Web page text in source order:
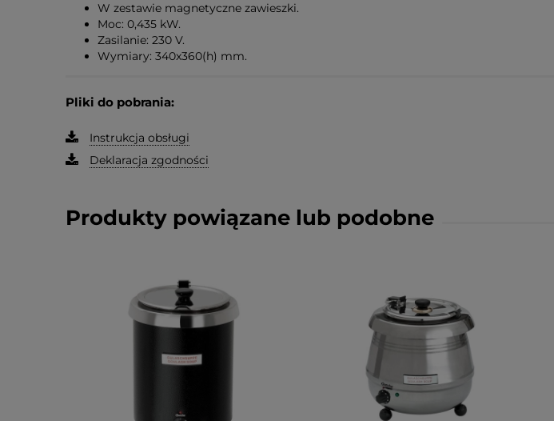
W zestawie magnetyczne zawieszki.
Moc: 0,435 kW.
Zasilanie: 230 V.
Wymiary: 340x360(h) mm.
Pliki do pobrania:
Instrukcja obsługi
Deklaracja zgodności
Produkty powiązane lub podobne